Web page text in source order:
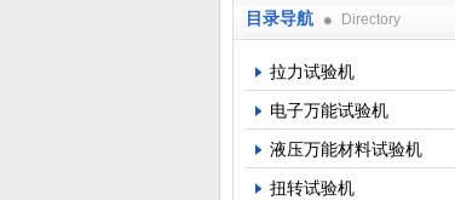
目录导航 Directory
拉力试验机
电子万能试验机
液压万能材料试验机
扭转试验机